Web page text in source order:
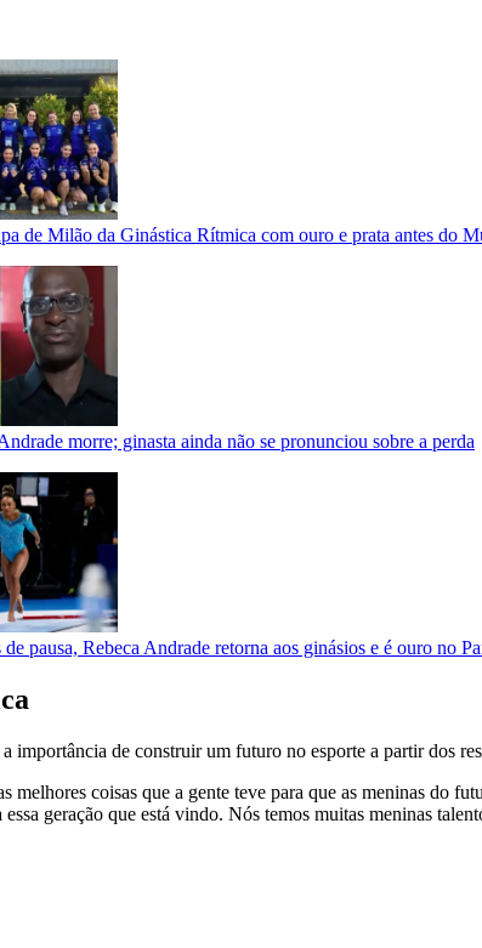
de Milão da Ginástica Rítmica com ouro e prata antes do
morre; ginasta ainda não se pronunciou sobre a perda
pausa, Rebeca Andrade retorna aos ginásios e é ouro no
importância de construir um futuro no esporte a partir dos
melhores coisas que a gente teve para que as meninas do
essa geração que está vindo. Nós temos muitas meninas